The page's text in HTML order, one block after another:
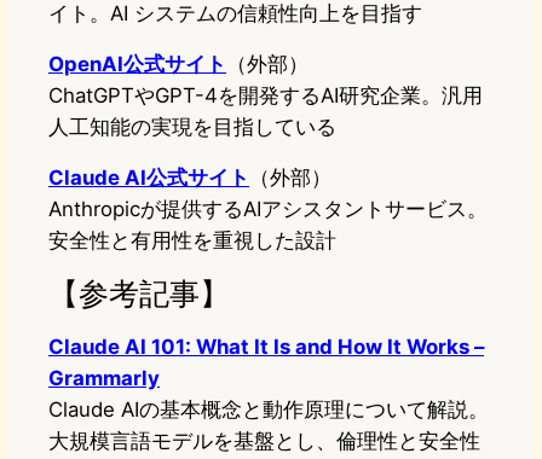
イト。AI システムの信頼性向上を目指す
OpenAI公式サイト
（外部）
ChatGPTやGPT-4を開発するAI研究企業。汎用
人工知能の実現を目指している
Claude AI公式サイト
（外部）
Anthropicが提供するAIアシスタントサービス。
安全性と有用性を重視した設計
【参考記事】
Claude AI 101: What It Is and How It Works –
Grammarly
Claude AIの基本概念と動作原理について解説。
大規模言語モデルを基盤とし、倫理性と安全性